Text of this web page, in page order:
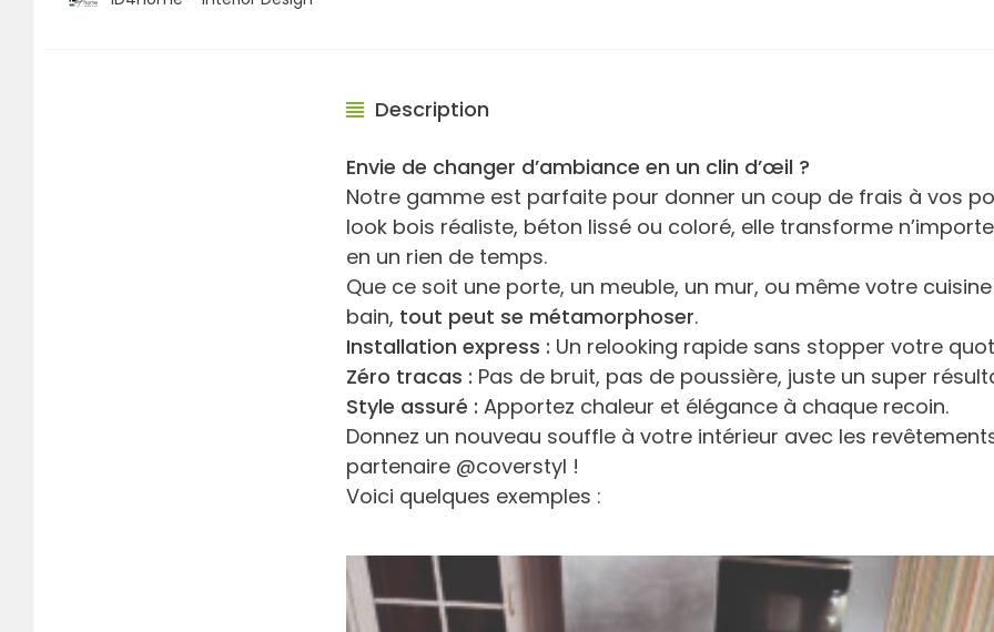
Description
Envie de changer d’ambiance en un clin d’œil ?
Notre gamme est parfaite pour donner un coup de frais à vos
look bois réaliste, béton lissé ou coloré, elle transforme
en un rien de temps.
Que ce soit une porte, un meuble, un mur, ou même votre
bain, tout peut se métamorphoser.
Installation express : Un relooking rapide sans stopper votre
Zéro tracas : Pas de bruit, pas de poussière, juste un super
Style assuré : Apportez chaleur et élégance à chaque recoin.
Donnez un nouveau souffle à votre intérieur avec les
partenaire @coverstyl !
Voici quelques exemples :